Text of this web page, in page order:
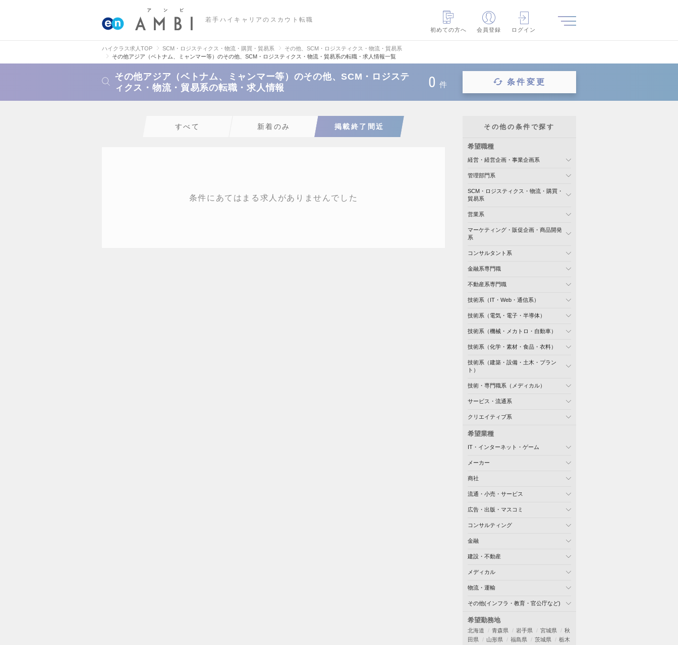
若手ハイキャリアのスカウト転職
初めての方へ
会員登録 ログイン
ハイクラス求人TOP SCM・ロジスティクス・物流・購買・貿易系
その他、SCM・ロジスティクス・物流・貿易系
その他アジア（ベトナム、ミャンマー等）のその他、SCM・ロジスティクス・物流・貿易系の転職・求人情報一覧
その他アジア（ベトナム、ミャンマー等）のその他、SCM・ロジステ
ィクス・物流・貿易系の転職・求人情報
0 件 条件変更
すべて 新着のみ 掲載終了間近
条件にあてはまる求人がありませんでした
その他の条件で探す
希望職種
経営・経営企画・事業企画系
管理部門系
SCM・ロジスティクス・物流・購買・
貿易系
営業系
マーケティング・販促企画・商品開発
系
コンサルタント系
金融系専門職
不動産系専門職
技術系（IT・Web・通信系）
技術系（電気・電子・半導体）
技術系（機械・メカトロ・自動車）
技術系（化学・素材・食品・衣料）
技術系（建築・設備・土木・プラン
ト）
技術・専門職系（メディカル）
サービス・流通系
クリエイティブ系
希望業種
IT・インターネット・ゲーム
メーカー
商社
流通・小売・サービス
広告・出版・マスコミ
コンサルティング
金融
建設・不動産
メディカル
物流・運輸
その他(インフラ・教育・官公庁など)
希望勤務地
北海道 青森県 岩手県 宮城県
秋
田県
山形県 福島県 茨城県
栃木